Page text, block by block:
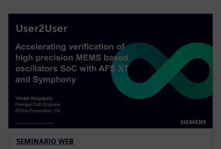
SEMINARIO WEB